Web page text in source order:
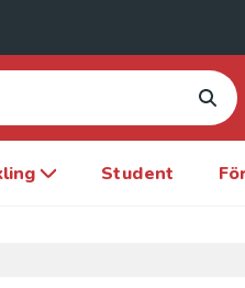
Student